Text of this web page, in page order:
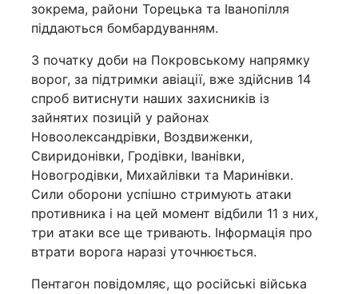
зокрема, райони Торецька та Іванопілля
піддаються бомбардуванням.
З початку доби на Покровському напрямку
ворог, за підтримки авіації, вже здійснив 14
спроб витиснути наших захисників із
зайнятих позицій у районах
Новоолександрівки, Воздвиженки,
Свиридонівки, Гродівки, Іванівки,
Новогродівки, Михайлівки та Маринівки.
Сили оборони успішно стримують атаки
противника і на цей момент відбили 11 з них,
три атаки все ще тривають. Інформація про
втрати ворога наразі уточнюється.
Пентагон повідомляє, що російські війська